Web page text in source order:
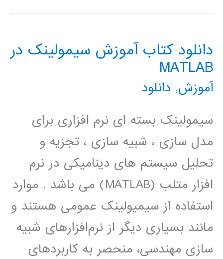
دانلود کتاب آموزش سیمولینک در
MATLAB
آموزش, دانلود
سیمولینک بسته ای نرم افزاری برای
مدل سازی ، شبیه سازی ، تجزیه و
تحلیل سیستم های دینامیکی در نرم
افزار متلب (MATLAB) می باشد . موارد
استفاده از سیمیولینک عمومی هستند و
مانند بسیاری دیگر از نرم‌افزارهای شبیه
سازی مهندسی، منحصر به کاربردهای